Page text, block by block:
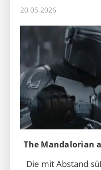
20.05.2026
The Mandalorian
Die mit Abstand